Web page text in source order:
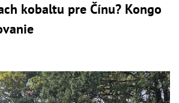
kobaltu pre Čínu? Kongo